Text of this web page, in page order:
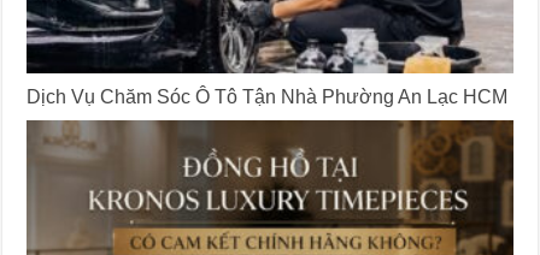
Dịch Vụ Chăm Sóc Ô Tô Tận Nhà Phường An Lạc HCM